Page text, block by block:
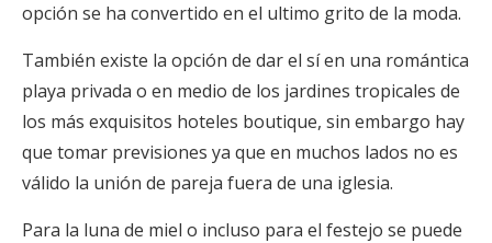
opción se ha convertido en el ultimo grito de la moda.
También existe la opción de dar el sí en una romántica
playa privada o en medio de los jardines tropicales de
los más exquisitos hoteles boutique, sin embargo hay
que tomar previsiones ya que en muchos lados no es
válido la unión de pareja fuera de una iglesia.
Para la luna de miel o incluso para el festejo se puede